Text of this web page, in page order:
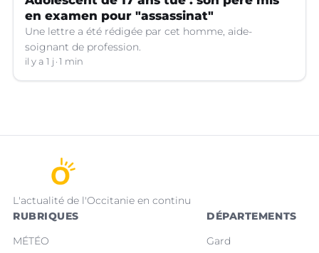
en examen pour "assassinat"
Une lettre a été rédigée par cet homme, aide-
soignant de profession.
il y a 1 j 1 min
L'actualité de l'Occitanie en continu
RUBRIQUES
MÉTÉO
DÉPARTEMENTS
Gard